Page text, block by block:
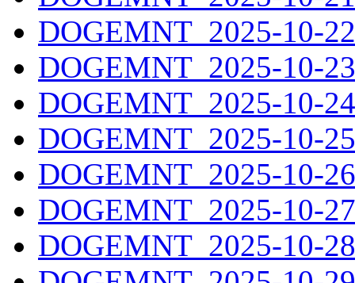
DOGEMNT_2025-10-
DOGEMNT_2025-10-
DOGEMNT_2025-10-
DOGEMNT_2025-10-
DOGEMNT_2025-10-
DOGEMNT_2025-10-
DOGEMNT_2025-10-